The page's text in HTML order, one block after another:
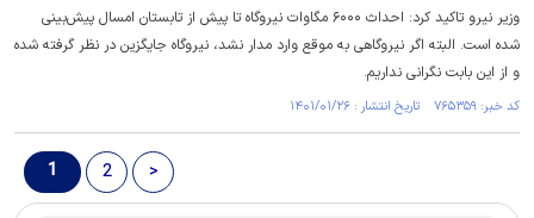
وزیر نیرو تاکید کرد: احداث ۶۰۰۰ مگاوات نیروگاه تا پیش از تابستان امسال پیش‌بینی
شده است. البته اگر نیروگاهی به موقع وارد مدار نشد، نیروگاه جایگزین در نظر گرفته شده
و از این بابت نگرانی نداریم.
کد خبر: ۷۶۵۳۵۹ تاریخ انتشار : ۱۴۰۱/۰۱/۲۶
1 2 >